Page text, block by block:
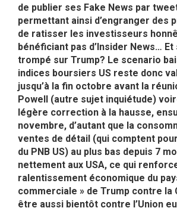
de publier ses Fake News par
permettant ainsi d’engranger des
de ratisser les investisseurs
bénéficiant pas d’Insider News… Et
trompé sur Trump? Le scenario
indices boursiers US reste donc
jusqu’à la fin octobre avant la
Powell (autre sujet inquiétude)
légère correction à la hausse,
novembre, d’autant que la
ventes de détail (qui comptent
du PNB US) au plus bas depuis 7
nettement aux USA, ce qui
ralentissement économique du
commerciale » de Trump contre la
être aussi bientôt contre l’Union